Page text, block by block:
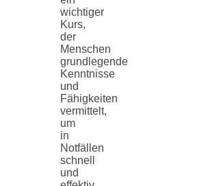
wichtiger
Kurs,
der
Menschen
grundlegende
Kenntnisse
und
Fähigkeiten
vermittelt,
um
in
Notfällen
schnell
und